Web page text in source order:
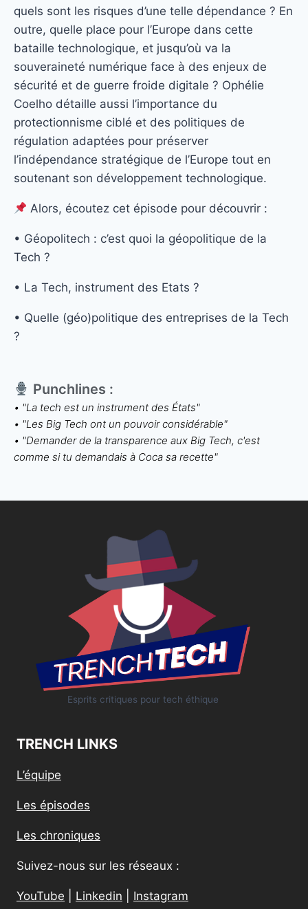
quels sont les risques d’une telle dépendance ? En
outre, quelle place pour l’Europe dans cette
bataille technologique, et jusqu’où va la
souveraineté numérique face à des enjeux de
sécurité et de guerre froide digitale ? Ophélie
Coelho détaille aussi l’importance du
protectionnisme ciblé et des politiques de
régulation adaptées pour préserver
l’indépendance stratégique de l’Europe tout en
soutenant son développement technologique.
Alors, écoutez cet épisode pour découvrir :
• Géopolitech : c’est quoi la géopolitique de la
Tech ?
• La Tech, instrument des Etats ?
• Quelle (géo)politique des entreprises de la Tech
?
Punchlines :
• "La tech est un instrument des États"
• "Les Big Tech ont un pouvoir considérable"
• "Demander de la transparence aux Big Tech, c'est
comme si tu demandais à Coca sa recette"
Esprits critiques pour tech éthique
TRENCH LINKS
L’équipe
Les épisodes
Les chroniques
Suivez-nous sur les réseaux :
YouTube Linkedin Instagram